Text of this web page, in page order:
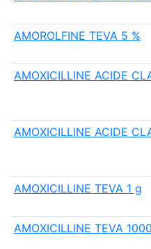
AMOROLFINE TEVA 5 %
AMOXICILLINE ACIDE
AMOXICILLINE ACIDE
AMOXICILLINE TEVA 1 g
AMOXICILLINE TEVA